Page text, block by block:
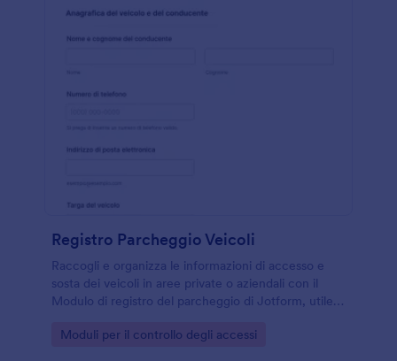
Registro Parcheggio Veicoli
Raccogli e organizza le informazioni di accesso e
sosta dei veicoli in aree private o aziendali con il
Modulo di registro del parcheggio di Jotform, utile
Go to Category:
Moduli per il controllo degli accessi